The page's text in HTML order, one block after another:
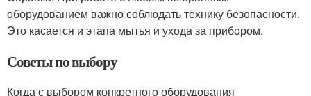
оборудованием важно соблюдать технику безопасности.
Это касается и этапа мытья и ухода за прибором.
Советы по выбору
Когда с выбором конкретного оборудования